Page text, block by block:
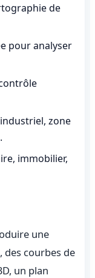
de
pour analyser
zone
immobilier,
une
courbes de
un plan